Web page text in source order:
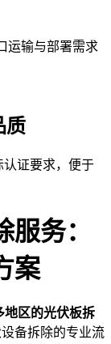
运输与部署需求
质
认证要求，便于
务：
案
地区的光伏板拆
备拆除的专业流